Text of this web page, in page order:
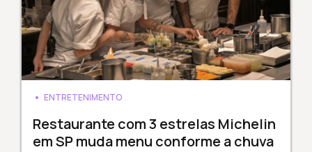
ENTRETENIMENTO
Restaurante com 3 estrelas Michelin
em SP muda menu conforme a chuva